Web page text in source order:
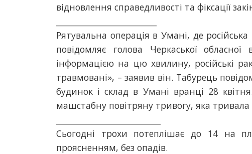
відновлення справедливості та фіксації
Рятувальна операція в Умані, де
повідомляє голова Черкаської обласної
інформацією на цю хвилину, російські
травмовані», – заявив він. Табурець
будинок і склад в Умані вранці 28
машстабну повітряну тривогу, яка
Сьогодні трохи потеплішає до 14 на
проясненням, без опадів.